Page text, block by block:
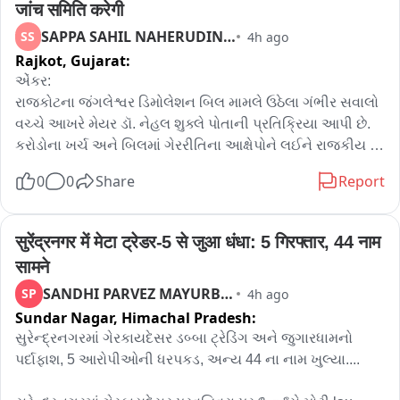
जांच समिति करेगी
SS SAPPA SAHIL NAHERUDINBHAI 4h ago
Rajkot, Gujarat:
એંકર:
રાજકોટના જંગલેશ્વર ડિમોલેશન બિલ મામલે ઉઠેલા ગંભીર સવાલો
વચ્ચે આખરે મેયર ડૉ. નેહલ શુક્લે પોતાની પ્રતિક્રિયા આપી છે.
કરોડોના ખર્ચ અને બિલમાં ગેરરીતિના આક્ષેપોને લઈને રાજકીય
તપાસ સમિતિની રચના કરવામાં આવી ચૂકી છે અને તપાસ નિષ્પક્ષ
નહીં અને જે પણ હકીકતો હશે તે તપાસ બાદ સામે આવશે. મેયરે
જણાવ્યું કે પહેલાં બે અધ્યક્ષ બદલીGary થયા હોવાથી હવે ત્રીજા
અધ્યક્ષની નિમણૂક બાદ તપાસ સમિતિ તમામ દસ્તાવેજોની
ચકાસણી કરશે અને ભ્રષ્ટાચાર થયો છે કે નહીં તેનો সিদ্ধান্ত પણ
સમિતિ જ કરશે. જોકે, છેલ્લાં 38 દિવસથી કોઈ કાર્યવાહી કેમ
કરવામાં આવી નથી તે સવાલ પર મેયરે જવાબ આપવાનું ટાળ્યું હતું.
હવે સૌની નજર તપાસ સમિતિના અહેવાલ અને કોર્પોરેશનની
0 0 Share Report
सुरेंद्रनगर में मेटा ट्रेडर-5 से जुआ धंधा: 5 गिरफ्तार, 44 नाम
सामने
SP SANDHI PARVEZ MAYURBHAI 4h ago
Sundar Nagar, Himachal Pradesh:
સુરેન્દ્રનગરમાં ગેરકાયદેસર ડબ્બા ટ્રેડિંગ અને જુગારધામનો
પર્દાફાશ, 5 આરોપીઓની ધરપકડ, અન્ય 44 ના નામ ખુલ્યા....